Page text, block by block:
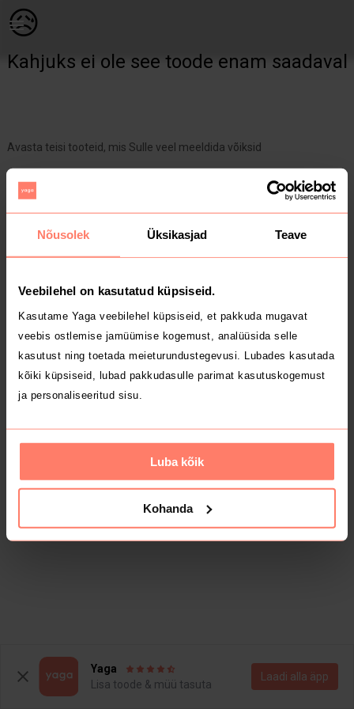
Nõusolek Üksikasjad Teave
Veebilehel on kasutatud küpsiseid.
Kasutame Yaga veebilehel küpsiseid, et pakkuda mugavat
veebis ostlemise jamüümise kogemust, analüüsida selle
kasutust ning toetada meieturundustegevusi. Lubades kasutada
kõiki küpsiseid, lubad pakkudasulle parimat kasutuskogemust
ja personaliseeritud sisu.
Luba kõik
Kohanda
😥
Kahjuks ei ole see toode enam saadaval
Avasta teisi tooteid, mis Sulle veel meeldida võiksid
Yaga
Lisa toode & müü tasuta
Laadi alla äpp